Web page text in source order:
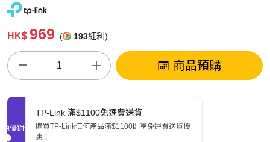
HK$ 969 ( 193紅利)
商品預購
促銷優惠
TP-Link 滿$1100免運費送貨
購買TP-Link任何產品滿$1100即享免運費送貨優
惠！